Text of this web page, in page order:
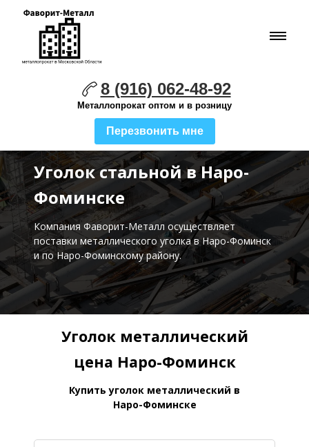
8 (916) 062-48-92
Металлопрокат оптом и в розницу
Перезвонить мне
Уголок стальной в Наро-
Фоминске
Компания Фаворит-Металл осуществляет
поставки металлического уголка в Наро-Фоминск
и по Наро-Фоминскому району.
Уголок металлический
цена Наро-Фоминск
Купить уголок металлический в
Наро-Фоминске